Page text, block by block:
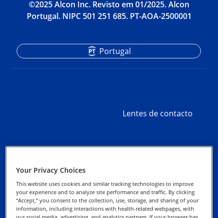
©2025 Alcon Inc. Revisto em 01/2025. Alcon
Portugal. NIPC 501 251 685. PT-AOA-2500001
Lentes de contacto
Contacte-nos
Solicitação de nova
conta de cliente
Portugal
Aviso de cookies
Your Privacy Choices
This website uses cookies and similar tracking technologies to improve
your experience and to analyze site performance and traffic. By clicking
“Accept,” you consent to the collection, use, storage, and sharing of your
information, including interactions with health-related webpages, with